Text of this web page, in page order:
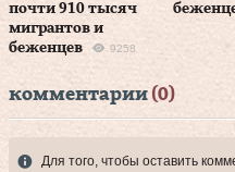
почти 910 тысяч
мигрантов и
беженцев
9258
комментарии (0)
Для того, чтобы оставить